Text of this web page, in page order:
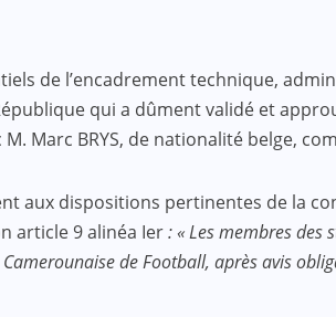
de l’encadrement technique,
qui a dûment validé et
Marc BRYS, de nationalité belge,
aux dispositions pertinentes de la
article 9 alinéa Ier: « Les membres des
de Football, après avis